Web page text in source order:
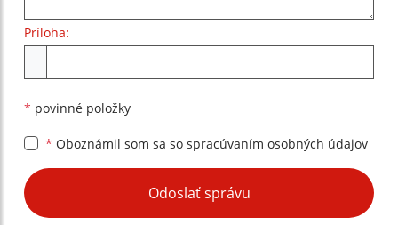
Príloha:
* povinné položky
* Oboznámil som sa so spracúvaním osobných údajov
Google reCaptcha Response
Odoslať správu